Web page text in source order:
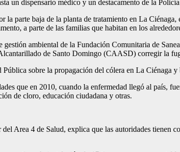
un dispensario médico y un destacamento de la
la parte baja de la planta de tratamiento en La
a parte de las familias que habitan en los
gestión ambiental de la Fundación Comunitaria de
de Santo Domingo (CAASD) corregir la
sobre la propagación del cólera en La Ciénaga
que en 2010, cuando la enfermedad llegó al país,
de cloro, educación ciudadana y otras.
Area 4 de Salud, explica que las autoridades tienen